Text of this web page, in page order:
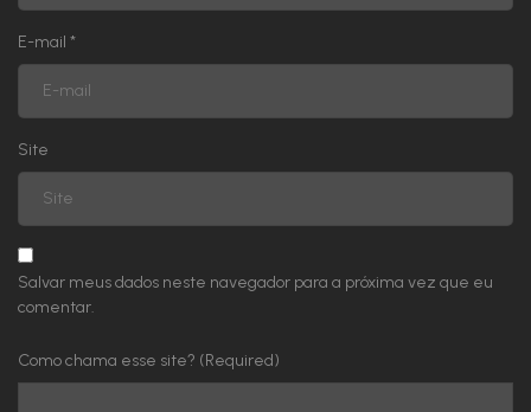
E-mail *
Site
Salvar meus dados neste navegador para a próxima vez que eu
comentar.
Como chama esse site? (Required)